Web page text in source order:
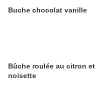
Buche chocolat vanille
Bûche roulée au citron
noisette